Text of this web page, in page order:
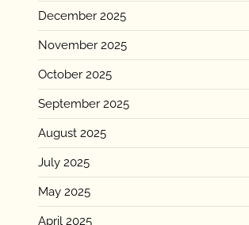
December 2025
November 2025
October 2025
September 2025
August 2025
July 2025
May 2025
April 2025